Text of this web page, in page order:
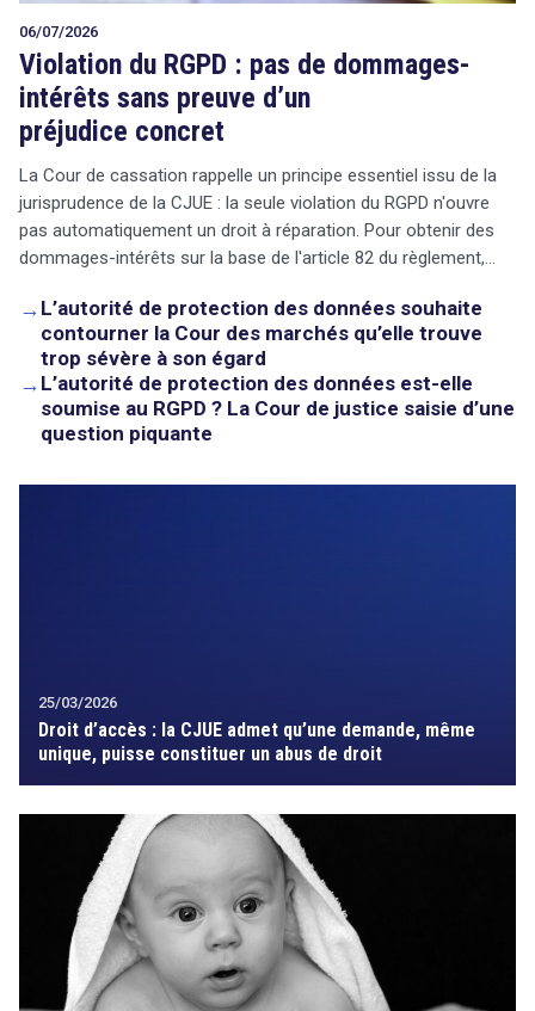
06/07/2026
Violation du RGPD : pas de dommages-
intérêts sans preuve d’un
préjudice concret
La Cour de cassation rappelle un principe essentiel issu de la
jurisprudence de la CJUE : la seule violation du RGPD n'ouvre
pas automatiquement un droit à réparation. Pour obtenir des
dommages-intérêts sur la base de l'article 82 du règlement,…
→ L’autorité de protection des données souhaite
contourner la Cour des marchés qu’elle trouve
trop sévère à son égard
→ L’autorité de protection des données est-elle
soumise au RGPD ? La Cour de justice saisie d’une
question piquante
25/03/2026
Droit d’accès : la CJUE admet qu’une demande, même
unique, puisse constituer un abus de droit